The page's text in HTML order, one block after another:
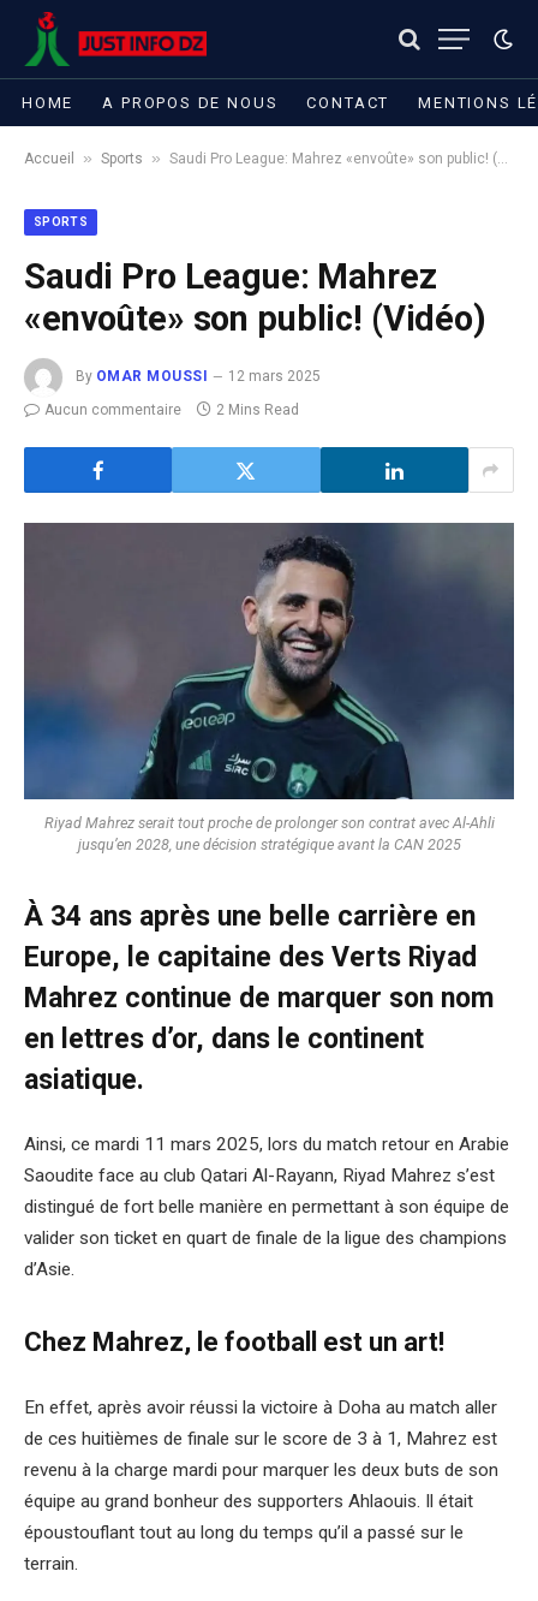
HOME A PROPOS DE NOUS CONTACT MENTIONS
Accueil » Sports » Saudi Pro League: Mahrez «envoûte» son public! (Vidéo)
SPORTS
Saudi Pro League: Mahrez
«envoûte» son public! (Vidéo)
By OMAR MOUSSI
12 mars 2025
Aucun commentaire
2 Mins Read
Riyad Mahrez serait tout proche de prolonger son contrat avec Al-Ahli
jusqu’en 2028, une décision stratégique avant la CAN 2025
À 34 ans après une belle carrière en
Europe, le capitaine des Verts Riyad
Mahrez continue de marquer son nom
en lettres d’or, dans le continent
asiatique.
Ainsi, ce mardi 11 mars 2025, lors du match retour en Arabie
Saoudite face au club Qatari Al-Rayann, Riyad Mahrez s’est
distingué de fort belle manière en permettant à son équipe de
valider son ticket en quart de finale de la ligue des champions
d’Asie.
Chez Mahrez, le football est un art!
En effet, après avoir réussi la victoire à Doha au match aller
de ces huitièmes de finale sur le score de 3 à 1, Mahrez est
revenu à la charge mardi pour marquer les deux buts de son
équipe au grand bonheur des supporters Ahlaouis. Il était
époustouflant tout au long du temps qu’il a passé sur le
terrain.